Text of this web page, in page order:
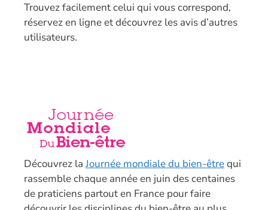
Trouvez facilement celui qui vous correspond,
réservez en ligne et découvrez les avis d’autres
utilisateurs.
Découvrez laJournée mondiale du bien-êtrequi
rassemble chaque année en juin des centaines
de praticiens partout en France pour faire